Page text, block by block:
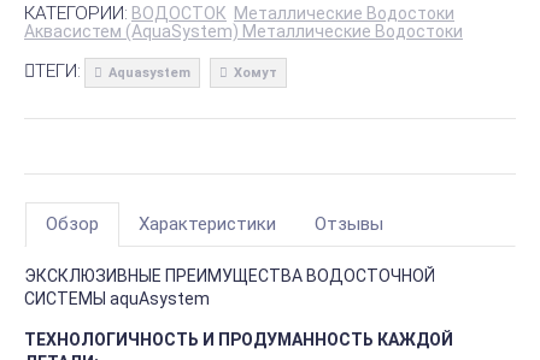
КАТЕГОРИИ: ВОДОСТОК Металлические Водостоки
Аквасистем (AquaSystem) Металлические Водостоки
ТЕГИ: Aquasystem Хомут
Обзор Характеристики Отзывы
ЭКСКЛЮЗИВНЫЕ ПРЕИМУЩЕСТВА ВОДОСТОЧНОЙ
СИСТЕМЫ aquAsystem
ТЕХНОЛОГИЧНОСТЬ И ПРОДУМАННОСТЬ КАЖДОЙ